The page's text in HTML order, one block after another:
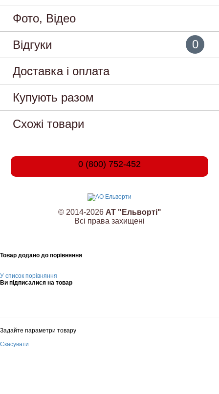
Фото, Відео
Відгуки
0
Доставка і оплата
Купують разом
Схожі товари
0 (800) 752-452
© 2014-2026 АТ "Ельворті"
Всі права захищені
Товар додано до порівняння
У список порівняння
Ви підписалися на товар
Задайте параметри товару
Скасувати